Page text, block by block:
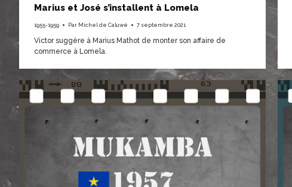
Marius et José s’installent à Lomela
1955-1959 Par Michel de Caluwé 7 septembre 2021
Victor suggère à Marius Mathot de monter son affaire de
commerce à Lomela.